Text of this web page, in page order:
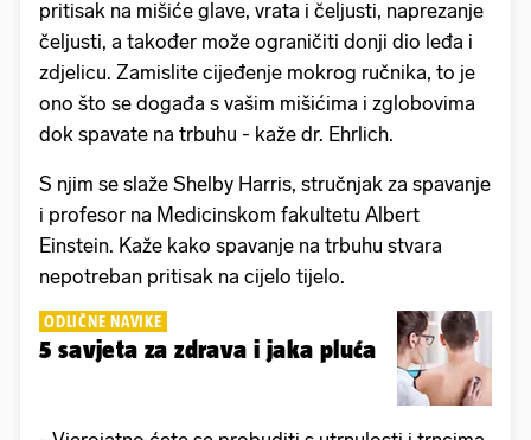
pritisak na mišiće glave, vrata i čeljusti, naprezanje
čeljusti, a također može ograničiti donji dio leđa i
zdjelicu. Zamislite cijeđenje mokrog ručnika, to je
ono što se događa s vašim mišićima i zglobovima
dok spavate na trbuhu - kaže dr. Ehrlich.
S njim se slaže Shelby Harris, stručnjak za spavanje
i profesor na Medicinskom fakultetu Albert
Einstein. Kaže kako spavanje na trbuhu stvara
nepotreban pritisak na cijelo tijelo.
ODLIČNE NAVIKE
5 savjeta za zdrava i jaka pluća